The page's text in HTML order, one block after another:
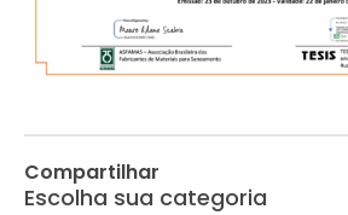
Compartilhar
Escolha sua categoria